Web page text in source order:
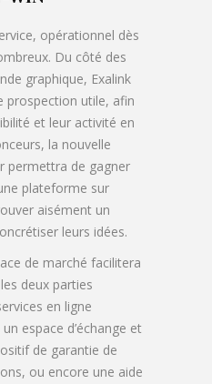
opérationnel dès
Du côté des
graphique, Exalink
prospection utile, afin
et leur activité en
la nouvelle
permettra de gagner
plateforme sur
aisément un
leurs idées.
de marché facilitera
deux parties
en ligne
espace d’échange et
de garantie de
ou encore une aide